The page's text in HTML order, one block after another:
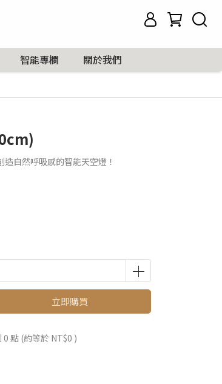
智能專欄 關於我們
自然呼吸感的智能天空燈！
立即購買
0 點 (約等於 NT$0 )